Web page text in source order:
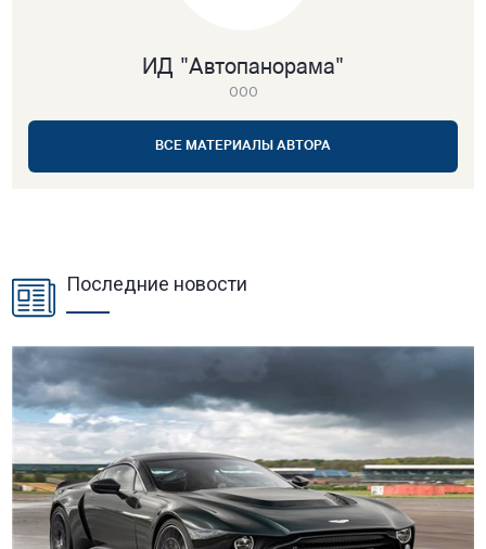
ИД "Автопанорама"
ООО
ВСЕ МАТЕРИАЛЫ АВТОРА
Последние новости